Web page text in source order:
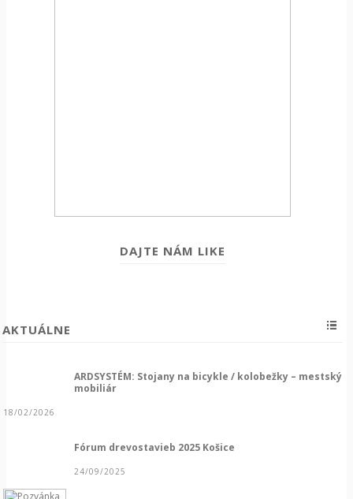
DAJTE NÁM LIKE
AKTUÁLNE
ARDSYSTÉM: Stojany na bicykle / kolobežky – mestský
mobiliár
18/02/2026
Fórum drevostavieb 2025 Košice
24/09/2025